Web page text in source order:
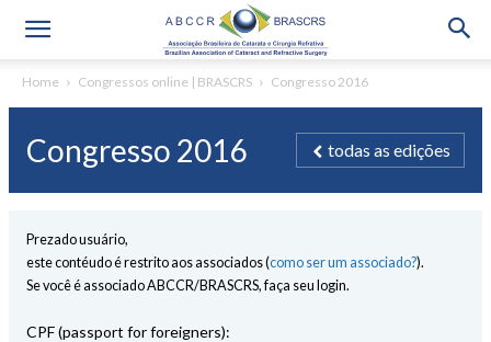
Home Congressos online | BRASCRS Congresso 2016
Congresso 2016 todas as edições
Prezado usuário,
este contéudo é restrito aos associados (como ser um associado?).
Se você é associado ABCCR/BRASCRS, faça seu login.
CPF (passport for foreigners):